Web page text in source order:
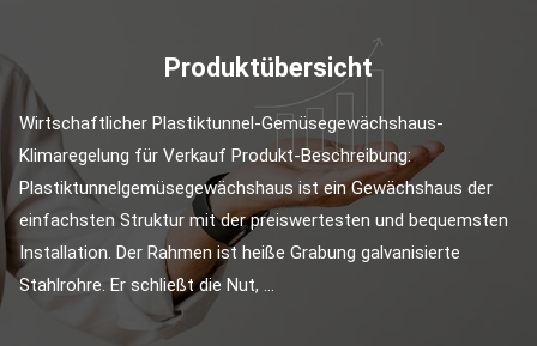
Produktübersicht
Wirtschaftlicher Plastiktunnel-Gemüsegewächshaus-
Klimaregelung für Verkauf Produkt-Beschreibung:
Plastiktunnelgemüsegewächshaus ist ein Gewächshaus der
einfachsten Struktur mit der preiswertesten und bequemsten
Installation. Der Rahmen ist heiße Grabung galvanisierte
Stahlrohre. Er schließt die Nut, ...